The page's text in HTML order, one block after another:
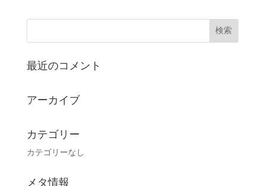
最近のコメント
アーカイブ
カテゴリー
カテゴリーなし
メタ情報